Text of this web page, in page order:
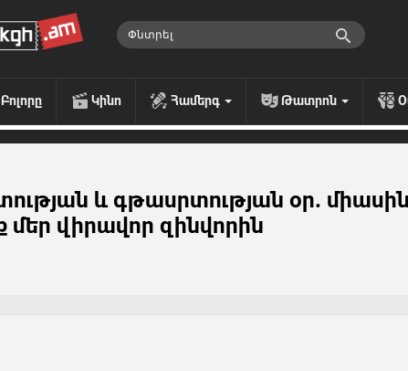
Բոլորը Կինո Համերգ Թատրոն
և գթասրտության օր. միասին
մեր վիրավոր զինվորին